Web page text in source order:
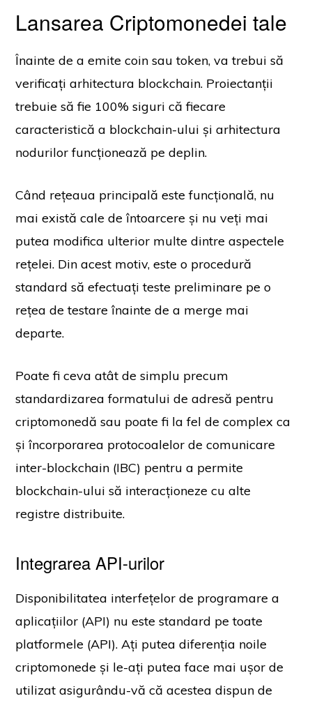
Lansarea Criptomonedei tale
Înainte de a emite coin sau token, va trebui să
verificați arhitectura blockchain. Proiectanții
trebuie să fie 100% siguri că fiecare
caracteristică a blockchain-ului și arhitectura
nodurilor funcționează pe deplin.
Când rețeaua principală este funcțională, nu
mai există cale de întoarcere și nu veți mai
putea modifica ulterior multe dintre aspectele
rețelei. Din acest motiv, este o procedură
standard să efectuați teste preliminare pe o
rețea de testare înainte de a merge mai
departe.
Poate fi ceva atât de simplu precum
standardizarea formatului de adresă pentru
criptomonedă sau poate fi la fel de complex ca
și încorporarea protocoalelor de comunicare
inter-blockchain (IBC) pentru a permite
blockchain-ului să interacționeze cu alte
registre distribuite.
Integrarea API-urilor
Disponibilitatea interfețelor de programare a
aplicațiilor (API) nu este standard pe toate
platformele (API). Ați putea diferenția noile
criptomonede și le-ați putea face mai ușor de
utilizat asigurându-vă că acestea dispun de